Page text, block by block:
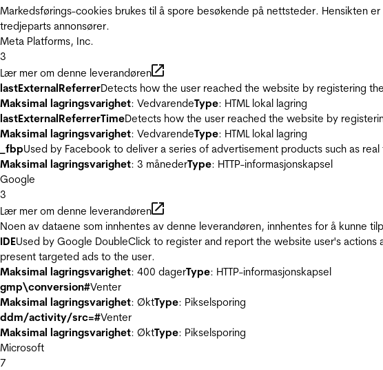
Markedsførings-cookies brukes til å spore besøkende på nettsteder. Hensikten
tredjeparts annonsører.
Meta Platforms, Inc.
3
Lær mer om denne leverandøren
lastExternalReferrerDetects how the user reached the website by registering
Maksimal lagringsvarighet: VedvarendeType: HTML lokal lagring
lastExternalReferrerTimeDetects how the user reached the website by
Maksimal lagringsvarighet: VedvarendeType: HTML lokal lagring
_fbpUsed by Facebook to deliver a series of advertisement products such as
Maksimal lagringsvarighet: 3 månederType: HTTP-informasjonskapsel
Google
3
Lær mer om denne leverandøren
Noen av dataene som innhentes av denne leverandøren, innhentes for å kunne
IDEUsed by Google DoubleClick to register and report the website user's
present targeted ads to the user.
Maksimal lagringsvarighet: 400 dagerType: HTTP-informasjonskapsel
gmp\conversion#Venter
Maksimal lagringsvarighet: ØktType: Pikselsporing
ddm/activity/src=#Venter
Maksimal lagringsvarighet: ØktType: Pikselsporing
Microsoft
7